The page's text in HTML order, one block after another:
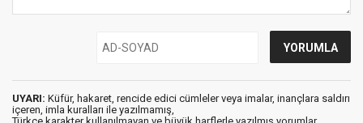
UYARI: Küfür, hakaret, rencide edici cümleler veya imalar, inançlara saldırı
içeren, imla kuralları ile yazılmamış,